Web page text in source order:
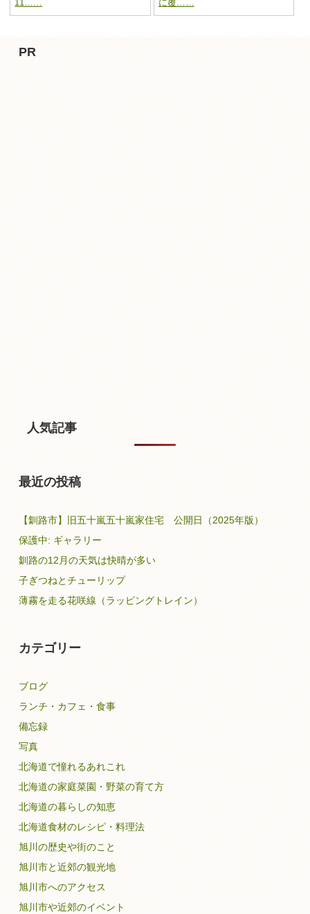
11…… に覆……
PR
人気記事
最近の投稿
【釧路市】旧五十嵐五十嵐家住宅 公開日（2025年版）
保護中: ギャラリー
釧路の12月の天気は快晴が多い
子ぎつねとチューリップ
薄霧を走る花咲線（ラッピングトレイン）
カテゴリー
ブログ
ランチ・カフェ・食事
備忘録
写真
北海道で憧れるあれこれ
北海道の家庭菜園・野菜の育て方
北海道の暮らしの知恵
北海道食材のレシピ・料理法
旭川の歴史や街のこと
旭川市と近郊の観光地
旭川市へのアクセス
旭川市や近郊のイベント